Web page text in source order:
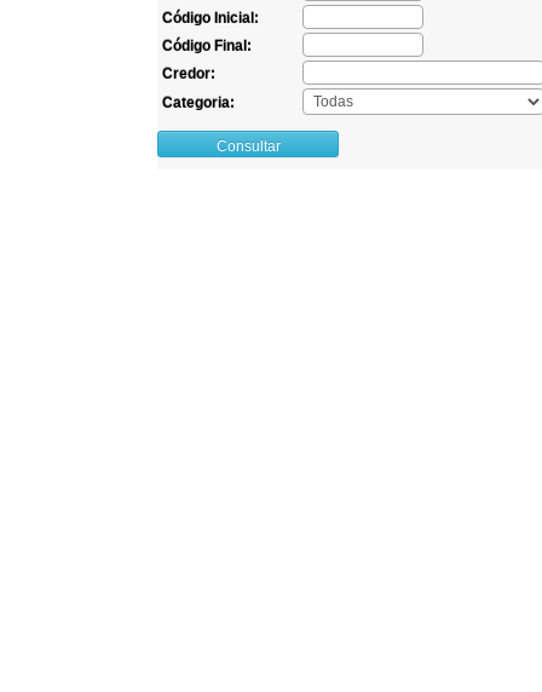
Código Inicial:
Código Final:
Credor:
Categoria:
Consultar